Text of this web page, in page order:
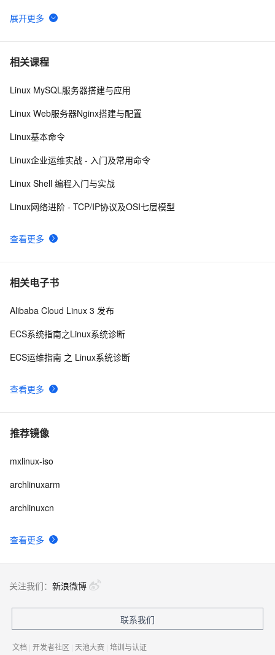
6 VMware安装Linux第一天
7 linux DHCP
8 Linux系统命令归纳
10 每日一个计算机小知识：Linux
相关课程
查看更多
Linux MySQL服务器搭建与应用
Linux Web服务器Nginx搭建与配置
Linux基本命令
Linux企业运维实战 - 入门及常用命令
Linux Shell 编程入门与实战
Linux网络进阶 - TCP/IP协议及OSI七层模型
相关电子书
查看更多
Alibaba Cloud Linux 3 发布
ECS系统指南之Linux系统诊断
ECS运维指南 之 Linux系统诊断
推荐镜像
查看更多
mxlinux-iso
archlinuxarm
archlinuxcn
关注我们： 新浪微博
联系我们
文档 | 开发者社区 | 天池大赛 | 培训与认证